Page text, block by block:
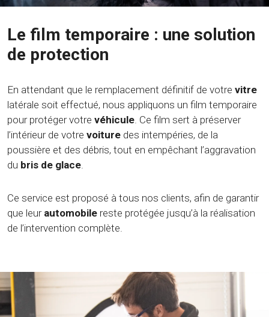
Le film temporaire : une solution
de protection
En attendant que le remplacement définitif de votre vitre
latérale soit effectué, nous appliquons un film temporaire
pour protéger votre véhicule. Ce film sert à préserver
l’intérieur de votre voiture des intempéries, de la
poussière et des débris, tout en empêchant l’aggravation
du bris de glace.
Ce service est proposé à tous nos clients, afin de garantir
que leur automobile reste protégée jusqu’à la réalisation
de l’intervention complète.